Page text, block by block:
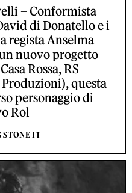
– Conformista
di Donatello e i
regista Anselma
nuovo progetto
Rossa, RS
questa
personaggio di
Rol
IT